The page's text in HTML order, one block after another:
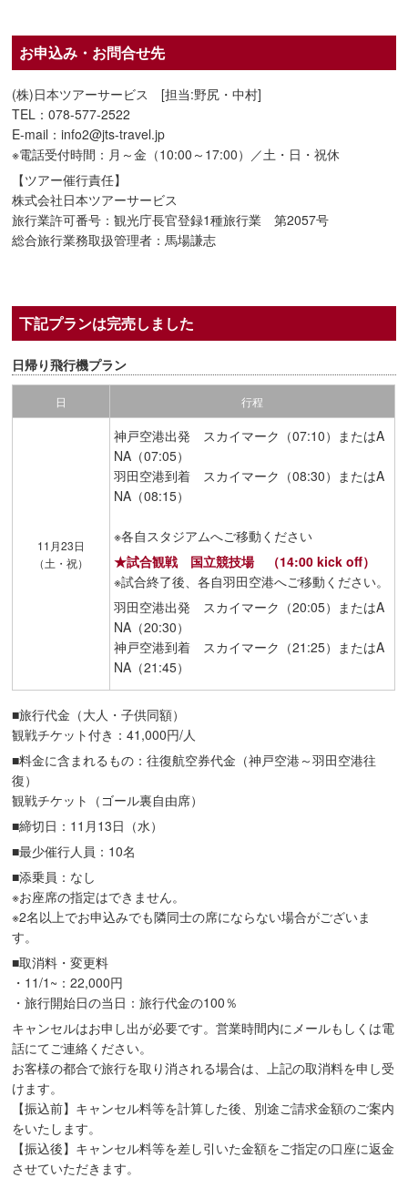
お申込み・お問合せ先
(株)日本ツアーサービス [担当:野尻・中村]
TEL：078-577-2522
E-mail：info2@jts-travel.jp
※電話受付時間：月～金（10:00～17:00）／土・日・祝休
【ツアー催行責任】
株式会社日本ツアーサービス
旅行業許可番号：観光庁長官登録1種旅行業 第2057号
総合旅行業務取扱管理者：馬場謙志
下記プランは完売しました
日帰り飛行機プラン
日 行程
11月23日
（土・祝）
神戸空港出発 スカイマーク（07:10）またはA
NA（07:05）
羽田空港到着 スカイマーク（08:30）またはA
NA（08:15）
※各自スタジアムへご移動ください
★試合観戦 国立競技場 （14:00 kick off）
※試合終了後、各自羽田空港へご移動ください。
羽田空港出発 スカイマーク（20:05）またはA
NA（20:30）
神戸空港到着 スカイマーク（21:25）またはA
NA（21:45）
■旅行代金（大人・子供同額）
観戦チケット付き：41,000円/人
■料金に含まれるもの：往復航空券代金（神戸空港～羽田空港往
復）
観戦チケット（ゴール裏自由席）
■締切日：11月13日（水）
■最少催行人員：10名
■添乗員：なし
※お座席の指定はできません。
※2名以上でお申込みでも隣同士の席にならない場合がございま
す。
■取消料・変更料
・11/1~：22,000円
・旅行開始日の当日：旅行代金の100％
キャンセルはお申し出が必要です。営業時間内にメールもしくは電
話にてご連絡ください。
お客様の都合で旅行を取り消される場合は、上記の取消料を申し受
けます。
【振込前】キャンセル料等を計算した後、別途ご請求金額のご案内
をいたします。
【振込後】キャンセル料等を差し引いた金額をご指定の口座に返金
させていただきます。